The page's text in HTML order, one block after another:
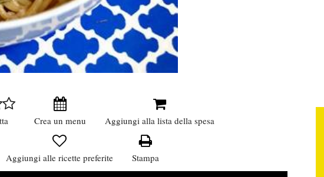
Crea un menu Aggiungi alla lista della spesa
Aggiungi alle ricette preferite Stampa